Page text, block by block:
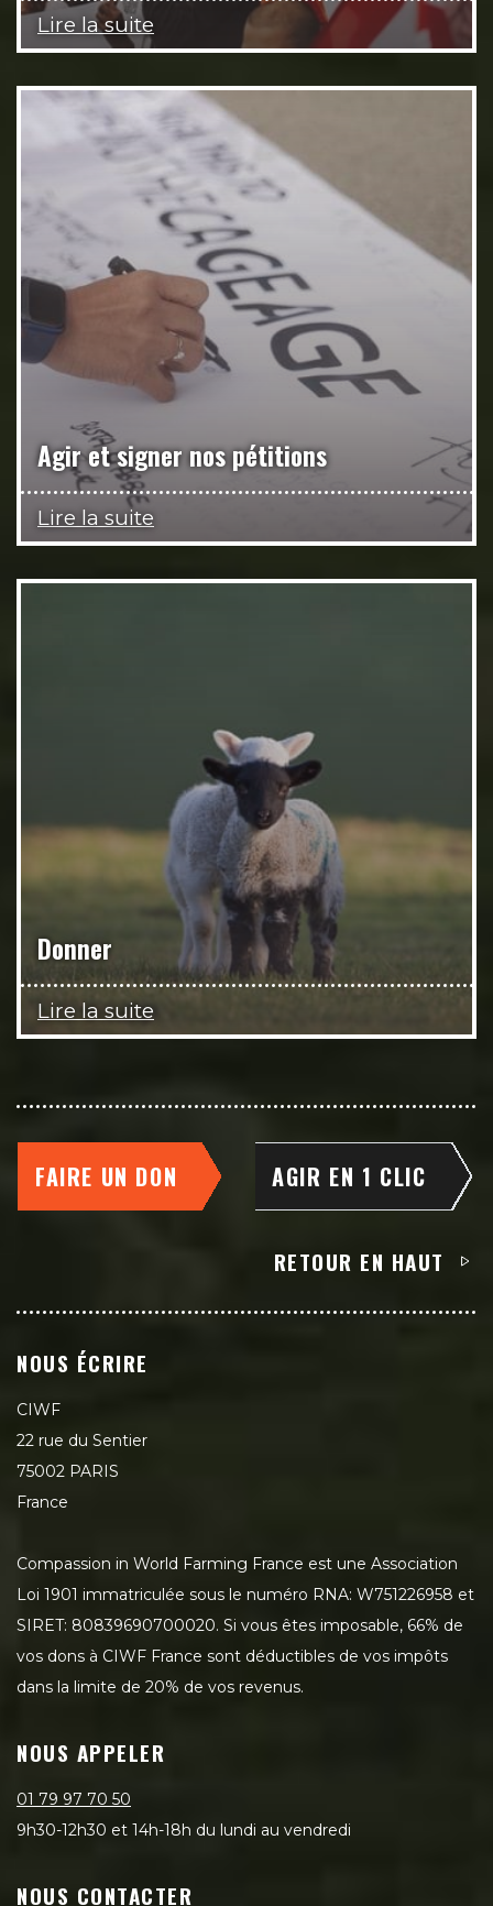
Lire la suite
Agir et signer nos pétitions
Lire la suite
Donner
Lire la suite
FAIRE UN DON AGIR EN 1 CLIC
RETOUR EN HAUT
NOUS ÉCRIRE
CIWF
22 rue du Sentier
75002 PARIS
France
Compassion in World Farming France est une Association
Loi 1901 immatriculée sous le numéro RNA: W751226958 et
SIRET: 80839690700020. Si vous êtes imposable, 66% de
vos dons à CIWF France sont déductibles de vos impôts
dans la limite de 20% de vos revenus.
NOUS APPELER
01 79 97 70 50
9h30-12h30 et 14h-18h du lundi au vendredi
NOUS CONTACTER